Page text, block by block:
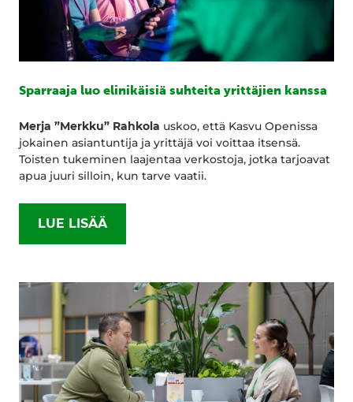
Sparraaja luo elinikäisiä suhteita yrittäjien kanssa
Merja ”Merkku” Rahkola uskoo, että Kasvu Openissa
jokainen asiantuntija ja yrittäjä voi voittaa itsensä.
Toisten tukeminen laajentaa verkostoja, jotka tarjoavat
apua juuri silloin, kun tarve vaatii.
LUE LISÄÄ